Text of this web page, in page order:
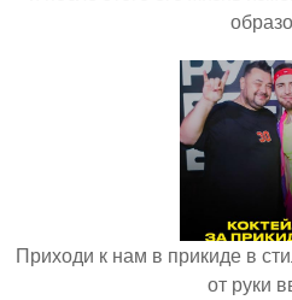
Приходи к нам в прикиде в
от руки